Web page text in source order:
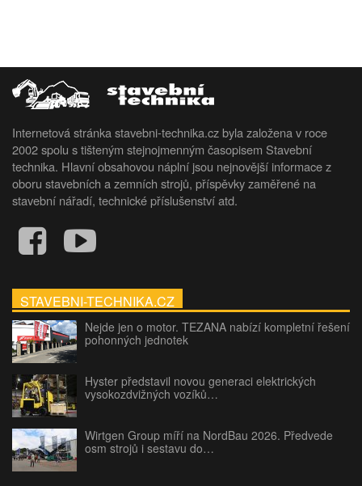
Internetová stránka stavebni-technika.cz byla založena v roce
2002 spolu s tišteným stejnojmenným časopisem Stavební
technika. Hlavní obsahovou náplní jsou nejnovější informace z
oboru stavebních a zemních strojů, příspěvky zaměřené na
stavební nářadí, technické příslušenství atd.
STAVEBNI-TECHNIKA.CZ
Nejde jen o motor. TEZANA nabízí kompletní řešení
pohonných jednotek
Hyster představil novou generaci elektrických
vysokozdvižných vozíků…
Wirtgen Group míří na NordBau 2026. Předvede
osm strojů i sestavu do…